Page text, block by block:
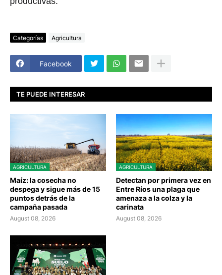
Categorías Agricultura
Facebook
TE PUEDE INTERESAR
AGRICULTURA
Maíz: la cosecha no
despega y sigue más de 15
puntos detrás de la
campaña pasada
August 08, 2026
AGRICULTURA
Detectan por primera vez en
Entre Ríos una plaga que
amenaza a la colza y la
carinata
August 08, 2026